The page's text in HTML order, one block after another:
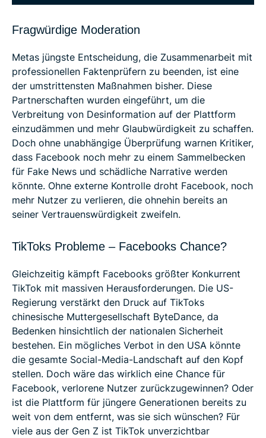
Fragwürdige Moderation
Metas jüngste Entscheidung, die Zusammenarbeit mit
professionellen Faktenprüfern zu beenden, ist eine
der umstrittensten Maßnahmen bisher. Diese
Partnerschaften wurden eingeführt, um die
Verbreitung von Desinformation auf der Plattform
einzudämmen und mehr Glaubwürdigkeit zu schaffen.
Doch ohne unabhängige Überprüfung warnen Kritiker,
dass Facebook noch mehr zu einem Sammelbecken
für Fake News und schädliche Narrative werden
könnte. Ohne externe Kontrolle droht Facebook, noch
mehr Nutzer zu verlieren, die ohnehin bereits an
seiner Vertrauenswürdigkeit zweifeln.
TikToks Probleme – Facebooks Chance?
Gleichzeitig kämpft Facebooks größter Konkurrent
TikTok mit massiven Herausforderungen. Die US-
Regierung verstärkt den Druck auf TikToks
chinesische Muttergesellschaft ByteDance, da
Bedenken hinsichtlich der nationalen Sicherheit
bestehen. Ein mögliches Verbot in den USA könnte
die gesamte Social-Media-Landschaft auf den Kopf
stellen. Doch wäre das wirklich eine Chance für
Facebook, verlorene Nutzer zurückzugewinnen? Oder
ist die Plattform für jüngere Generationen bereits zu
weit von dem entfernt, was sie sich wünschen? Für
viele aus der Gen Z ist TikTok unverzichtbar